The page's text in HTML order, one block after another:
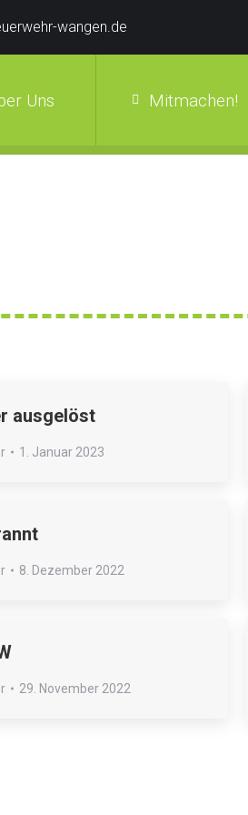
wangen.de
Uns Mitmachen!
ausgelöst
1. Januar 2023
8. Dezember 2022
29. November 2022